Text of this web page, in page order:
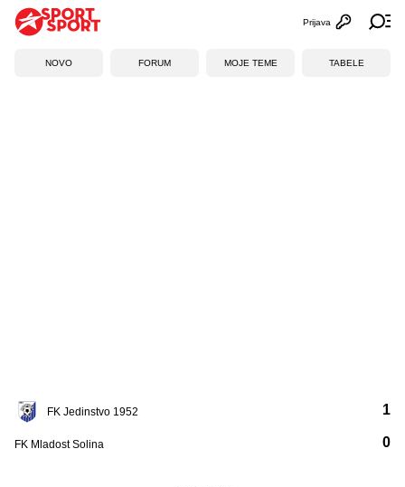
Otvori
Prijava
NOVO FORUM MOJE TEME TABELE
FK Jedinstvo 1952
FK Mladost Solina
1
0